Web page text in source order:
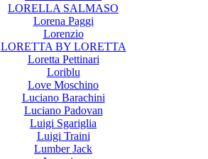
LORELLA SALMASO
Lorena Paggi
Lorenzio
LORETTA BY LORETTA
Loretta Pettinari
Loriblu
Love Moschino
Luciano Barachini
Luciano Padovan
Luigi Sgariglia
Luigi Traini
Lumber Jack